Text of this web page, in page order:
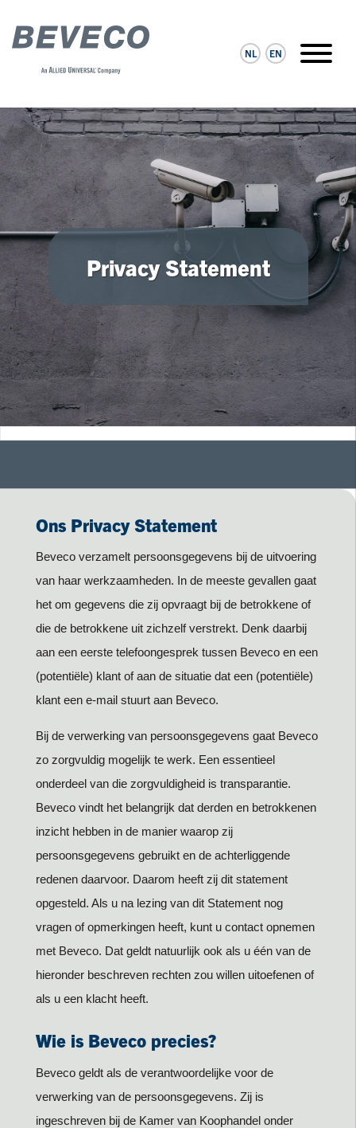
NL EN
Privacy Statement
Ons Privacy Statement
Beveco verzamelt persoonsgegevens bij de uitvoering
van haar werkzaamheden. In de meeste gevallen gaat
het om gegevens die zij opvraagt bij de betrokkene of
die de betrokkene uit zichzelf verstrekt. Denk daarbij
aan een eerste telefoongesprek tussen Beveco en een
(potentiële) klant of aan de situatie dat een (potentiële)
klant een e-mail stuurt aan Beveco.
Bij de verwerking van persoonsgegevens gaat Beveco
zo zorgvuldig mogelijk te werk. Een essentieel
onderdeel van die zorgvuldigheid is transparantie.
Beveco vindt het belangrijk dat derden en betrokkenen
inzicht hebben in de manier waarop zij
persoonsgegevens gebruikt en de achterliggende
redenen daarvoor. Daarom heeft zij dit statement
opgesteld. Als u na lezing van dit Statement nog
vragen of opmerkingen heeft, kunt u contact opnemen
met Beveco. Dat geldt natuurlijk ook als u één van de
hieronder beschreven rechten zou willen uitoefenen of
als u een klacht heeft.
Wie is Beveco precies?
Beveco geldt als de verantwoordelijke voor de
verwerking van de persoonsgegevens. Zij is
ingeschreven bij de Kamer van Koophandel onder